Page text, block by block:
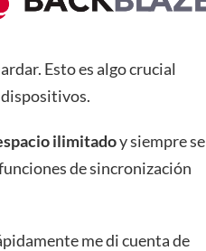
Esto es algo crucial
ilimitadoy siempre se
de sincronización
me di cuenta de